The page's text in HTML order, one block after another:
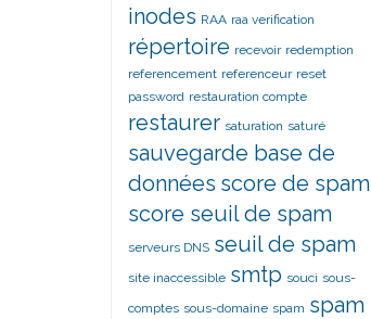
inodes RAA raa verification
répertoire recevoir redemption
referencement referenceur reset
password restauration compte
restaurer saturation saturé
sauvegarde base de
données score de spam
score seuil de spam
serveurs DNS seuil de spam
site inaccessible smtp souci sous-
comptes sous-domaine spam spam